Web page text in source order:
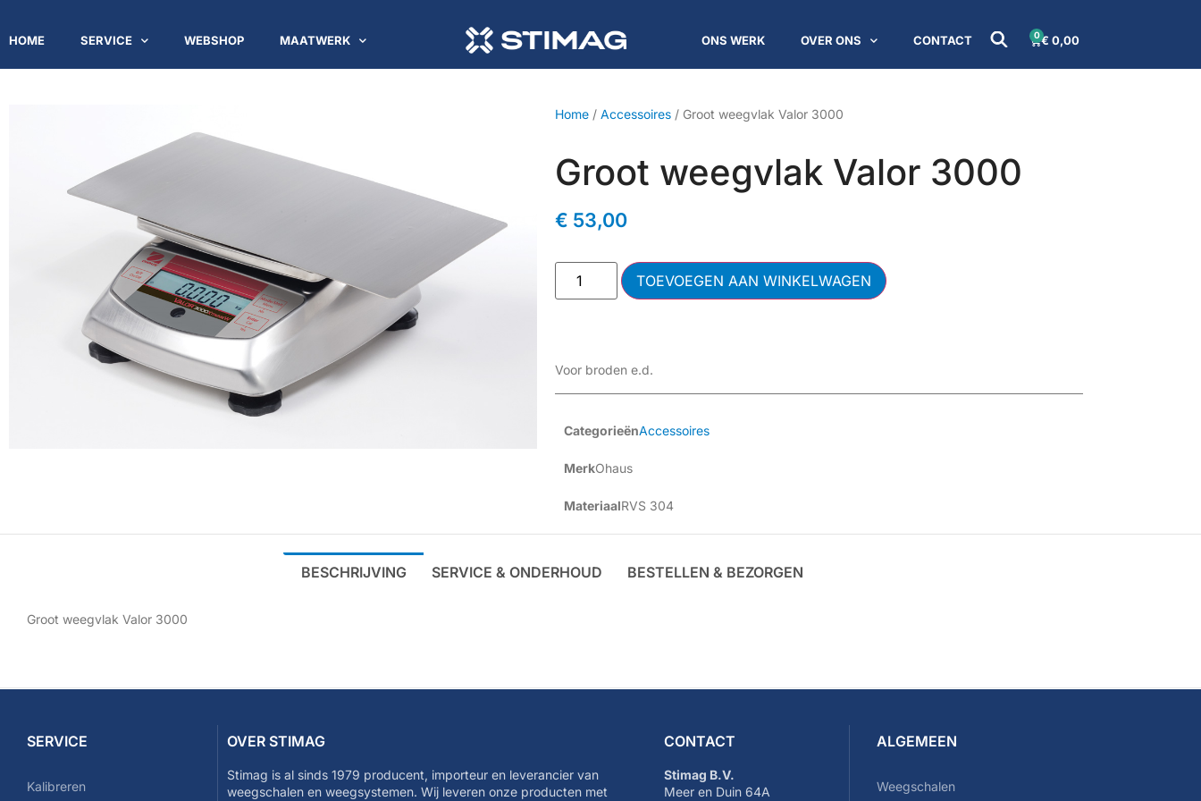
HOME SERVICE WEBSHOP MAATWERK ONS WERK OVER ONS CONTACT € 0,00
0
Home / Accessoires / Groot weegvlak Valor 3000
Groot weegvlak Valor 3000
€ 53,00
TOEVOEGEN AAN WINKELWAGEN
Voor broden e.d.
CategorieënAccessoires
MerkOhaus
MateriaalRVS 304
BESCHRIJVING SERVICE & ONDERHOUD BESTELLEN & BEZORGEN
Groot weegvlak Valor 3000
SERVICE
Kalibreren
OVER STIMAG
Stimag is al sinds 1979 producent, importeur en leverancier van
weegschalen en weegsystemen. Wij leveren onze producten met
CONTACT
Stimag B.V.
Meer en Duin 64A
ALGEMEEN
Weegschalen